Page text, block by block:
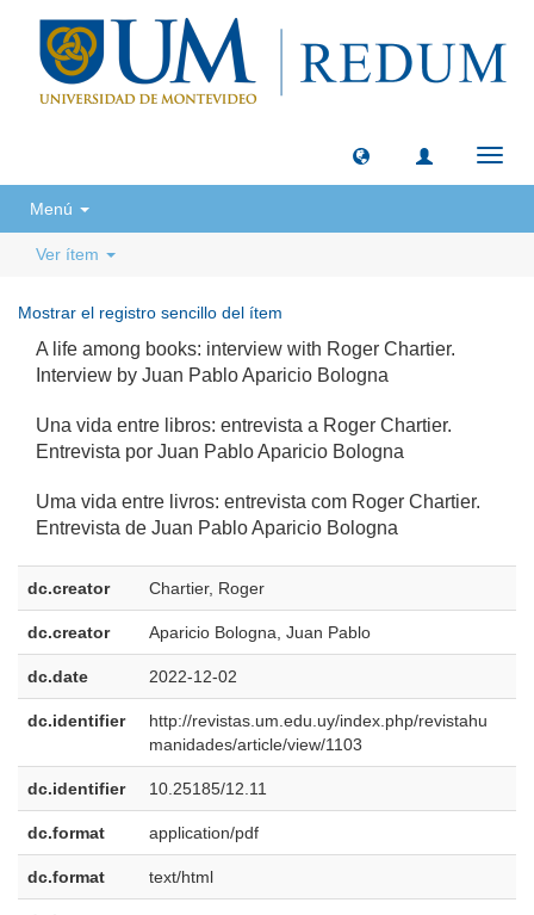
Menú
Ver ítem
Mostrar el registro sencillo del ítem
A life among books: interview with Roger Chartier.
Interview by Juan Pablo Aparicio Bologna
Una vida entre libros: entrevista a Roger Chartier.
Entrevista por Juan Pablo Aparicio Bologna
Uma vida entre livros: entrevista com Roger Chartier.
Entrevista de Juan Pablo Aparicio Bologna
dc.creator Chartier, Roger
dc.creator Aparicio Bologna, Juan Pablo
dc.date 2022-12-02
dc.identifier
http://revistas.um.edu.uy/index.php/revistahu
manidades/article/view/1103
dc.identifier 10.25185/12.11
dc.format application/pdf
dc.format text/html